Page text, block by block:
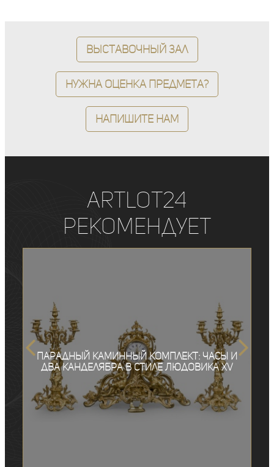
Выставочный зал
Нужна оценка предмета?
Напишите нам
ArtLot24
рекомендует
Парадный каминный комплект: часы и
два канделябра в стиле Людовика XV